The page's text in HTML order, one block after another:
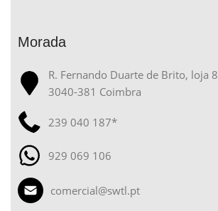
Morada
R. Fernando Duarte de Brito, loja 8
3040-381 Coimbra
239 040 187*
929 069 106
comercial@swtl.pt